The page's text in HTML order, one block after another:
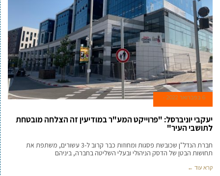
6 בפברואר 2022
יעקבי יוניברסל: "פרוייקט המע"ר במודיעין זה הצלחה מובטחת
לתושבי העיר"
חברת הנדל"ן שכובשת פסגות ומחוזות כבר קרוב ל-3 עשורים, משתפת את
תחושות הבטן של הדסק הניהולי ובעלי השליטה בחברה, ביניהם
קרא עוד ←